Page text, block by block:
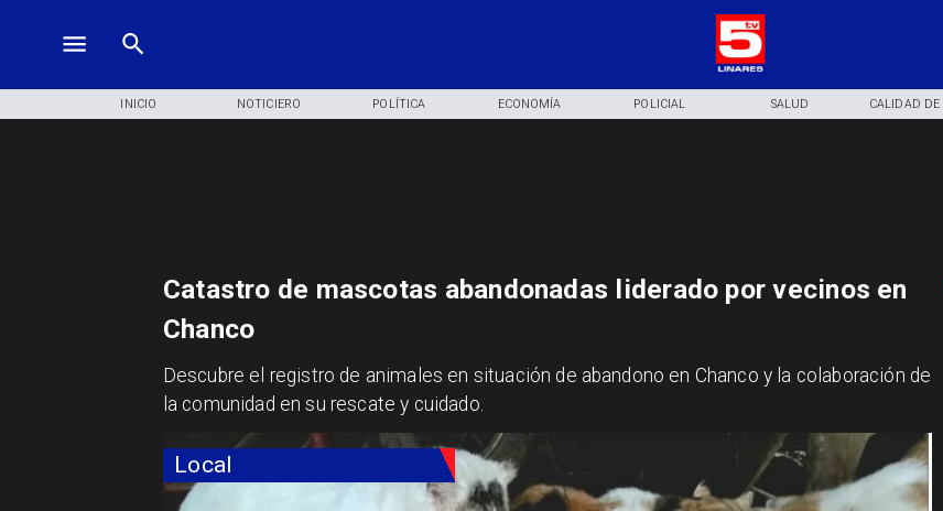
INICIO NOTICIERO POLÍTICA ECONOMÍA POLICIAL SALUD CALIDAD DE
Local
Catastro de mascotas abandonadas liderado por vecinos en
Chanco
Descubre el registro de animales en situación de abandono en Chanco y la colaboración de
la comunidad en su rescate y cuidado.